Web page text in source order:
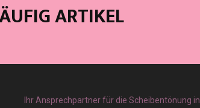
ARTIKEL
Ihr Ansprechpartner für die Scheibentönung in